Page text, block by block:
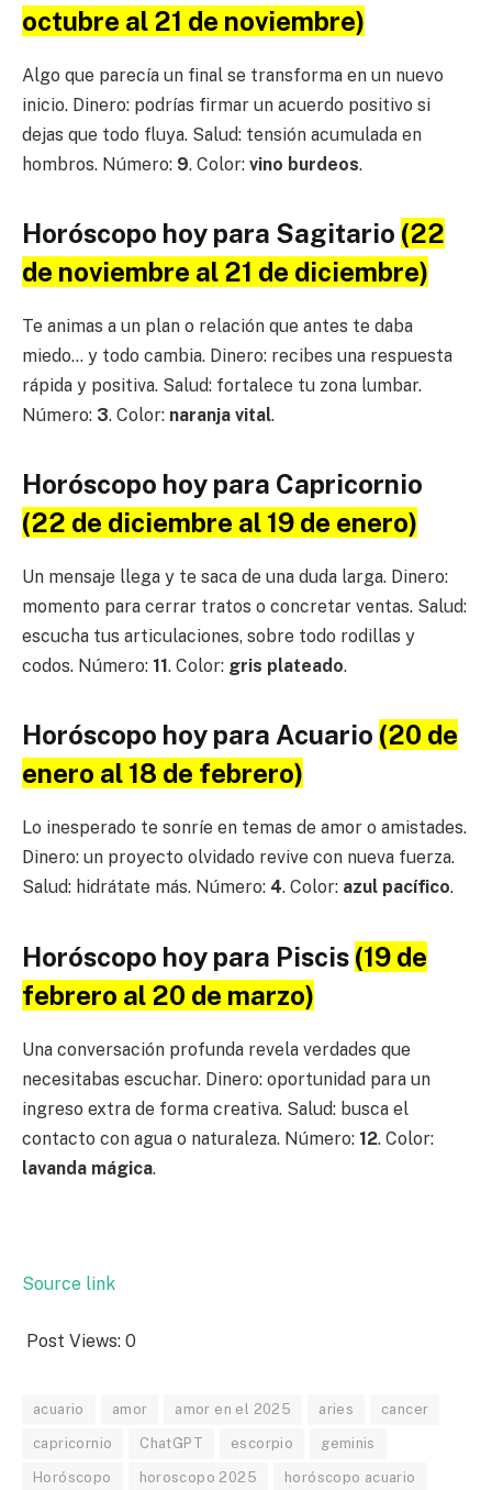
octubre al 21 de noviembre)
Algo que parecía un final se transforma en un nuevo
inicio. Dinero: podrías firmar un acuerdo positivo si
dejas que todo fluya. Salud: tensión acumulada en
hombros. Número: 9. Color: vino burdeos.
Horóscopo hoy para Sagitario (22
de noviembre al 21 de diciembre)
Te animas a un plan o relación que antes te daba
miedo… y todo cambia. Dinero: recibes una respuesta
rápida y positiva. Salud: fortalece tu zona lumbar.
Número: 3. Color: naranja vital.
Horóscopo hoy para Capricornio
(22 de diciembre al 19 de enero)
Un mensaje llega y te saca de una duda larga. Dinero:
momento para cerrar tratos o concretar ventas. Salud:
escucha tus articulaciones, sobre todo rodillas y
codos. Número: 11. Color: gris plateado.
Horóscopo hoy para Acuario (20 de
enero al 18 de febrero)
Lo inesperado te sonríe en temas de amor o amistades.
Dinero: un proyecto olvidado revive con nueva fuerza.
Salud: hidrátate más. Número: 4. Color: azul pacífico.
Horóscopo hoy para Piscis (19 de
febrero al 20 de marzo)
Una conversación profunda revela verdades que
necesitabas escuchar. Dinero: oportunidad para un
ingreso extra de forma creativa. Salud: busca el
contacto con agua o naturaleza. Número: 12. Color:
lavanda mágica.
Source link
Post Views: 0
acuario amor amor en el 2025 aries cancer
capricornio ChatGPT escorpio geminis
Horóscopo horoscopo 2025 horóscopo acuario